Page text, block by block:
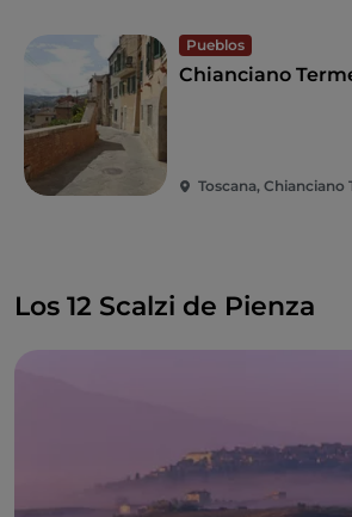
Pueblos
Chianciano
Toscana, Chianciano
Los 12 Scalzi de Pienza